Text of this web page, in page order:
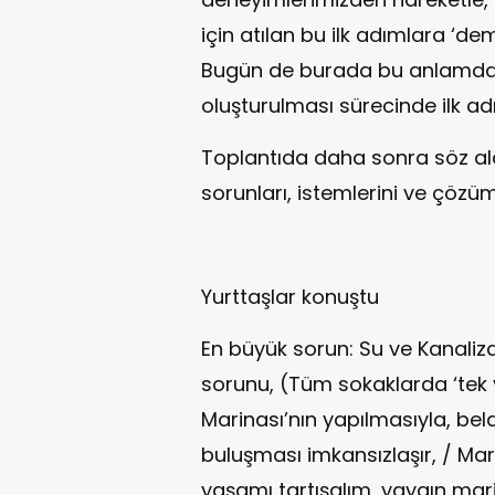
için atılan bu ilk adımlara
Bugün de burada bu
oluşturulması sürecinde ilk
Toplantıda daha sonra söz
sorunları, istemlerini ve
Yurttaşlar konuştu
En büyük sorun: Su ve
sorunu, (Tüm sokaklarda
Marinası’nın yapılmasıyla,
buluşması imkansızlaşır, /